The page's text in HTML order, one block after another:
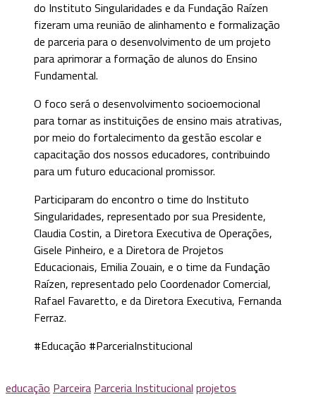
do Instituto Singularidades e da Fundação Raízen
fizeram uma reunião de alinhamento e formalização
de parceria para o desenvolvimento de um projeto
para aprimorar a formação de alunos do Ensino
Fundamental.
O foco será o desenvolvimento socioemocional
para tornar as instituições de ensino mais atrativas,
por meio do fortalecimento da gestão escolar e
capacitação dos nossos educadores, contribuindo
para um futuro educacional promissor.
Participaram do encontro o time do Instituto
Singularidades, representado por sua Presidente,
Claudia Costin, a Diretora Executiva de Operações,
Gisele Pinheiro, e a Diretora de Projetos
Educacionais, Emilia Zouain, e o time da Fundação
Raízen, representado pelo Coordenador Comercial,
Rafael Favaretto, e da Diretora Executiva, Fernanda
Ferraz.
#Educação #ParceriaInstitucional
educação Parceira Parceria Institucional projetos